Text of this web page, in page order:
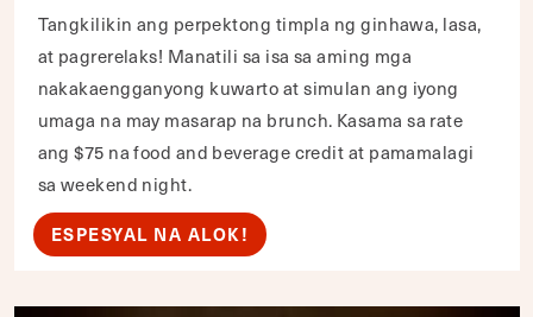
Tangkilikin ang perpektong timpla ng ginhawa, lasa,
at pagrerelaks! Manatili sa isa sa aming mga
nakakaengganyong kuwarto at simulan ang iyong
umaga na may masarap na brunch. Kasama sa rate
ang $75 na food and beverage credit at pamamalagi
sa weekend night.
ESPESYAL NA ALOK!